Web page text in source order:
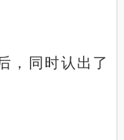
，同时认出了